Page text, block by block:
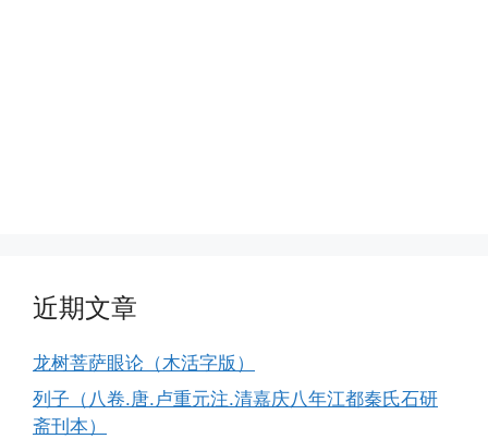
近期文章
龙树菩萨眼论（木活字版）
列子（八卷.唐.卢重元注.清嘉庆八年江都秦氏石研
斋刊本）